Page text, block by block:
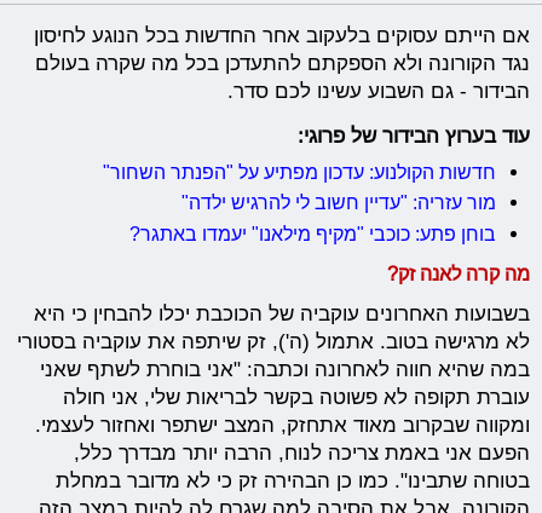
אם הייתם עסוקים בלעקוב אחר החדשות בכל הנוגע לחיסון
נגד הקורונה ולא הספקתם להתעדכן בכל מה שקרה בעולם
הבידור - גם השבוע עשינו לכם סדר.
עוד בערוץ הבידור של פרוגי:
חדשות הקולנוע: עדכון מפתיע על "הפנתר השחור"
מור עזריה: "עדיין חשוב לי להרגיש ילדה"
בוחן פתע: כוכבי "מקיף מילאנו" יעמדו באתגר?
מה קרה לאנה זק?
בשבועות האחרונים עוקביה של הכוכבת יכלו להבחין כי היא
לא מרגישה בטוב. אתמול (ה'), זק שיתפה את עוקביה בסטורי
במה שהיא חווה לאחרונה וכתבה: "אני בוחרת לשתף שאני
עוברת תקופה לא פשוטה בקשר לבריאות שלי, אני חולה
ומקווה שבקרוב מאוד אתחזק, המצב ישתפר ואחזור לעצמי.
הפעם אני באמת צריכה לנוח, הרבה יותר מבדרך כלל,
בטוחה שתבינו". כמו כן הבהירה זק כי לא מדובר במחלת
הקורונה, אבל את הסיבה למה שגרם לה להיות במצב הזה